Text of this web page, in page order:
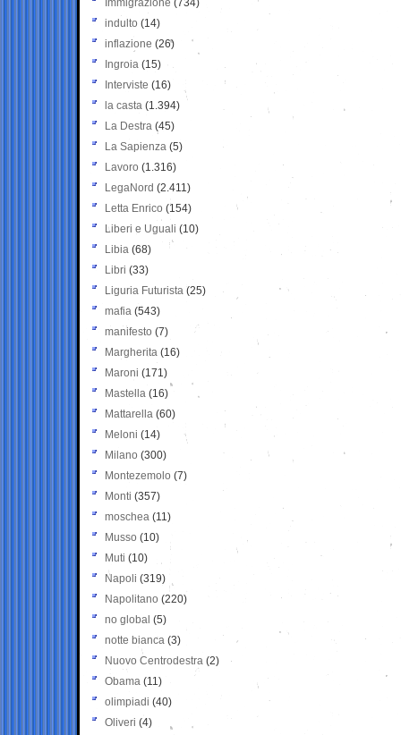
Immigrazione (734)
indulto (14)
inflazione (26)
Ingroia (15)
Interviste (16)
la casta (1.394)
La Destra (45)
La Sapienza (5)
Lavoro (1.316)
LegaNord (2.411)
Letta Enrico (154)
Liberi e Uguali (10)
Libia (68)
Libri (33)
Liguria Futurista (25)
mafia (543)
manifesto (7)
Margherita (16)
Maroni (171)
Mastella (16)
Mattarella (60)
Meloni (14)
Milano (300)
Montezemolo (7)
Monti (357)
moschea (11)
Musso (10)
Muti (10)
Napoli (319)
Napolitano (220)
no global (5)
notte bianca (3)
Nuovo Centrodestra (2)
Obama (11)
olimpiadi (40)
Oliveri (4)